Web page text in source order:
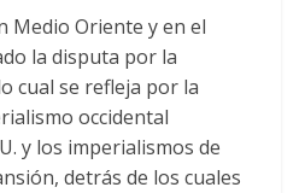
Medio Oriente y en el
la disputa por la
cual se refleja por la
occidental
y los imperialismos de
detrás de los cuales